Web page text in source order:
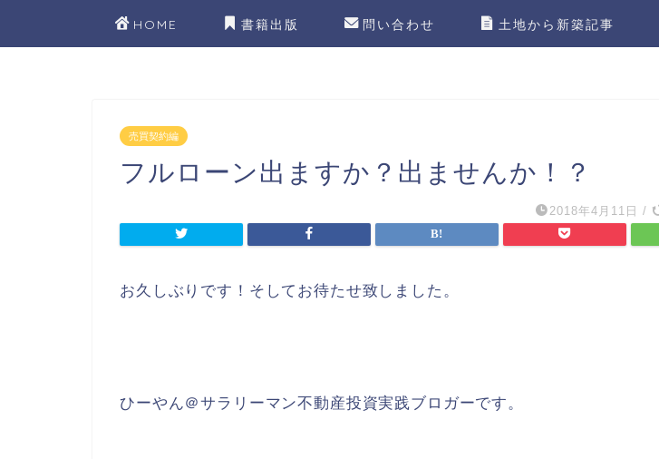
HOME 書籍出版 問い合わせ 土地から新築記事
売買契約編
フルローン出ますか？出ませんか！？
2018年4月11日 /
お久しぶりです！そしてお待たせ致しました。
ひーやん＠サラリーマン不動産投資実践ブロガーです。